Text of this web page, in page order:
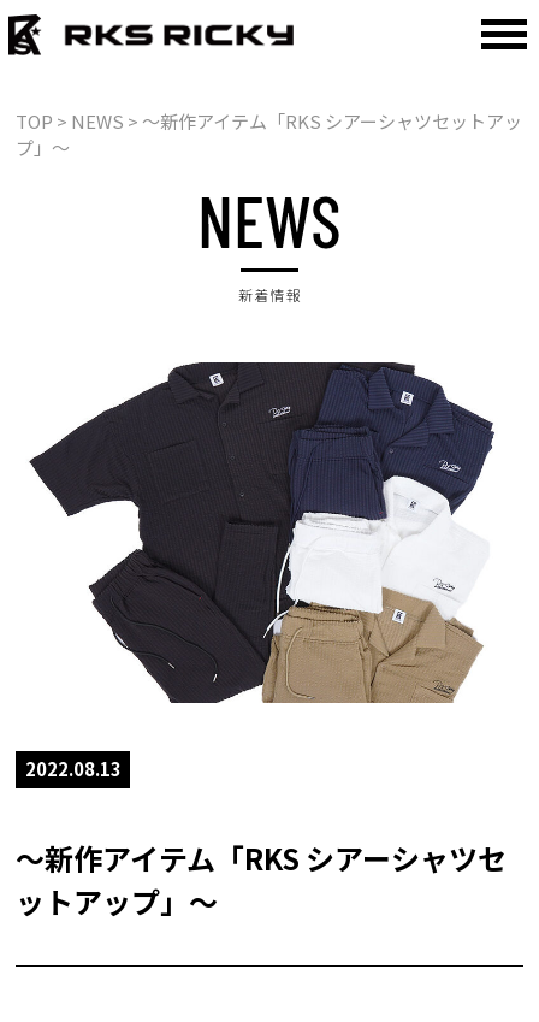
TOP > NEWS > ～新作アイテム「RKS シアーシャツセットアッ
プ」～
2022.08.13
～新作アイテム「RKS シアーシャツセ
ットアップ」～